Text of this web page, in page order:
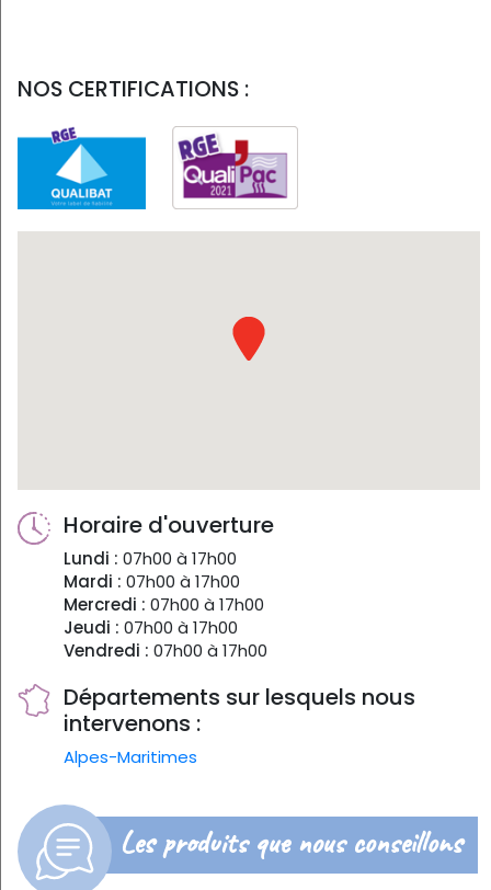
NOS CERTIFICATIONS :
Horaire d'ouverture
Lundi : 07h00 à 17h00
Mardi : 07h00 à 17h00
Mercredi : 07h00 à 17h00
Jeudi : 07h00 à 17h00
Vendredi : 07h00 à 17h00
Départements sur lesquels nous
intervenons :
Alpes-Maritimes
Les produits que nous conseillons